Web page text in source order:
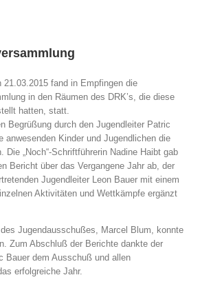
fand in Empfingen die
in den Räumen des DRK’s, die diese
hatten, statt.
Begrüßung durch den Jugendleiter Patric
anwesenden Kinder und Jugendlichen die
Die „Noch“-Schriftführerin Nadine Haibt gab
Bericht über das Vergangene Jahr ab, der
Jugendleiter Leon Bauer mit einem
Aktivitäten und Wettkämpfe ergänzt
Jugendausschußes, Marcel Blum, konnte
Zum Abschluß der Berichte dankte der
Bauer dem Ausschuß und allen
erfolgreiche Jahr.